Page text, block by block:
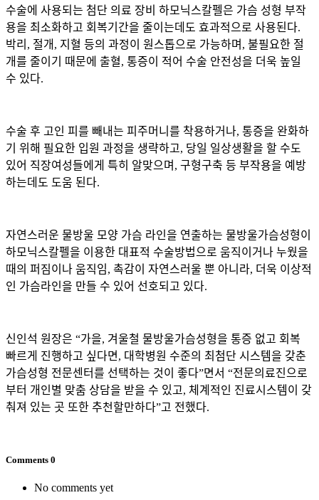
수술에 사용되는 첨단 의료 장비 하모닉스칼펠은 가슴 성형 부작
용을 최소화하고 회복기간을 줄이는데도 효과적으로 사용된다.
박리 , 절개 , 지혈 등의 과정이 원스톱으로 가능하며 , 불필요한 절
개를 줄이기 때문에 출혈, 통증이 적어 수술 안전성을 더욱 높일
수 있다.
수술 후 고인 피를 빼내는 피주머니를 착용하거나, 통증을 완화하
기 위해 필요한 입원 과정을 생략하고, 당일 일상생활을 할 수도
있어 직장여성들에게 특히 알맞으며 , 구형구축 등 부작용을 예방
하는데도 도움 된다.
자연스러운 물방울 모양 가슴 라인을 연출하는 물방울가슴성형이
하모닉스칼펠을 이용한 대표적 수술방법으로 움직이거나 누웠을
때의 퍼짐이나 움직임, 촉감이 자연스러울 뿐 아니라, 더욱 이상적
인 가슴라인을 만들 수 있어 선호되고 있다.
신인석 원장은 “가을, 겨울철 물방울가슴성형을 통증 없고 회복
빠르게 진행하고 싶다면, 대학병원 수준의 최첨단 시스템을 갖춘
가슴성형 전문센터를 선택하는 것이 좋다”면서 “전문의료진으로
부터 개인별 맞춤 상담을 받을 수 있고, 체계적인 진료시스템이 갖
춰져 있는 곳 또한 추천할만하다”고 전했다.
Comments 0
No comments yet